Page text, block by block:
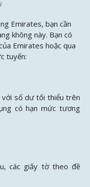
Emirates, bạn cần
không này. Bạn có
Emirates hoặc qua
tuyến:
với số dư tối thiểu trên
có hạn mức tương
các giấy tờ theo đề